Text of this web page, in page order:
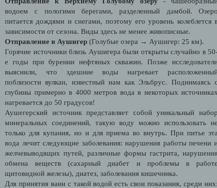
водоем с пологими берегами, разделенный дамбой.
питается дождями и снегами, поэтому его уровень колеблется
зависимости от сезона. Виды здесь не менее живописные.
Отправление в Аушигер (Голубые озера → Аушигер: 25 км).
Горячие источники близь Аушигера были открыты случайно в
е годы при бурении нефтяных скважин. Позже
выяснили, что здешние воды нагревает
поблизости вулкан, известный нам как Эльбрус. Поднимаясь
глубины примерно в 4000 метров вода в некоторых
нагревается до 50 градусов!
Аушегерский источник представляет собой уникальный
минеральных соединений, такую воду можно использовать
только для купания, но и для приема во внутрь. При питье
вода лечит следующие заболевания: нарушения работы печени
желчевыводящих путей, различные формы гастрита,
обмена веществ (сахарный диабет и проблемы в
щитовидной железы), диатез, заболевания кишечника.
Для принятия ванн с такой водой есть свои показания, среди